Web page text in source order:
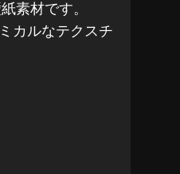
素材です。
カルなテクスチ